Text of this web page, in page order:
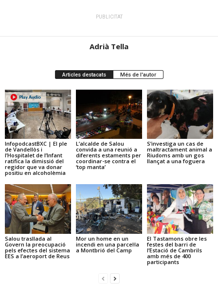
PUBLICITAT
Adrià Tella
Articles destacats Més de l'autor
InfopodcastBXC | El ple
de Vandellòs i
l’Hospitalet de l’Infant
ratifica la dimissió del
regidor que va donar
positiu en alcoholèmia
L’alcalde de Salou
convida a una reunió a
diferents estaments per
coordinar-se contra el
‘top manta’
S’investiga un cas de
maltractament animal a
Riudoms amb un gos
llançat a una foguera
Salou trasllada al
Govern la preocupació
pels efectes del sistema
EES a l’aeroport de Reus
Mor un home en un
incendi en una parcel·la
a Montbrió del Camp
El Tastamons obre les
festes del barri de
l’Estació de Cambrils
amb més de 400
participants